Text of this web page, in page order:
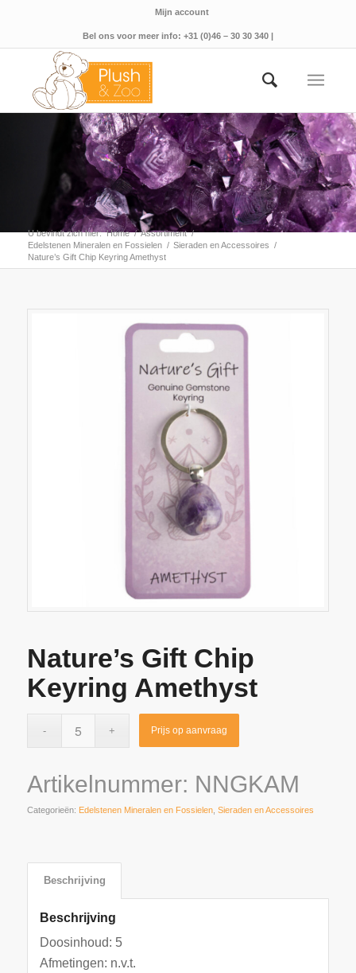
Mijn account
Bel ons voor meer info: +31 (0)46 – 30 30 340 |
U bevindt zich hier: Home / Assortiment /
Edelstenen Mineralen en Fossielen / Sieraden en Accessoires /
Nature’s Gift Chip Keyring Amethyst
Nature’s Gift Chip
Keyring Amethyst
Prijs op aanvraag
Artikelnummer: NNGKAM
Categorieën: Edelstenen Mineralen en Fossielen, Sieraden en Accessoires
Beschrijving
Beschrijving
Doosinhoud: 5
Afmetingen: n.v.t.